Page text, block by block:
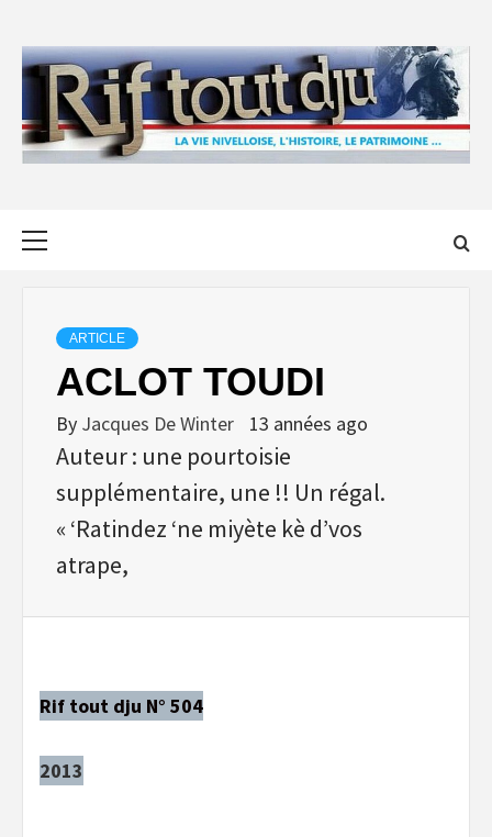
content
ARTICLE
ACLOT TOUDI
By Jacques De Winter 13 années ago
Auteur : une pourtoisie
supplémentaire, une !! Un régal.
« ‘Ratindez ‘ne miyète kè d’vos
atrape,
Rif tout dju N° 504
2013